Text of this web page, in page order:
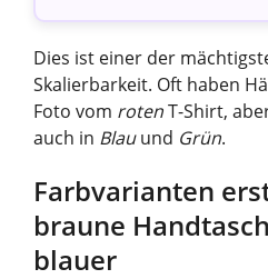
Dies ist einer der
Skalierbarkeit. Oft haben
Foto vom rotenT-Shirt,
auch in Blauund Grün.
Farbvarianten
braune
blauer